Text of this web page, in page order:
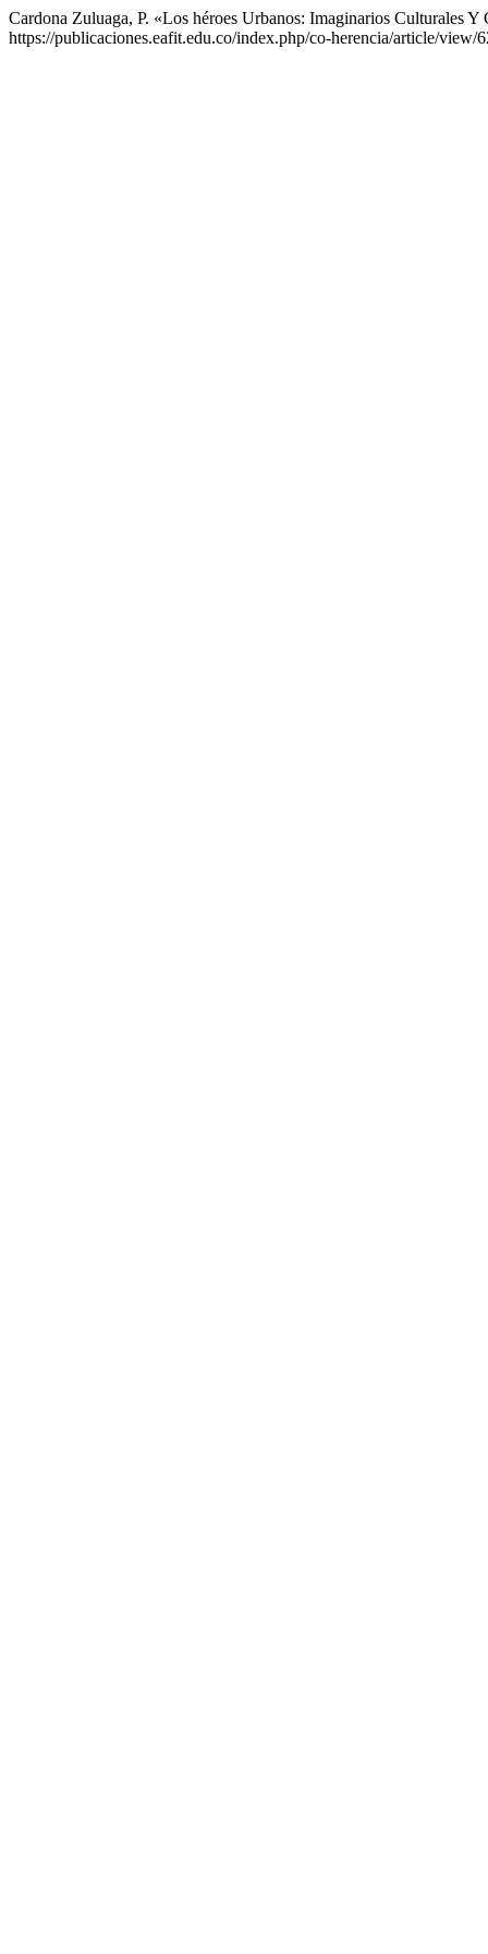
Cardona Zuluaga, P. «Los héroes Urbanos: Imaginarios Culturales
https://publicaciones.eafit.edu.co/index.php/co-herencia/article/view/